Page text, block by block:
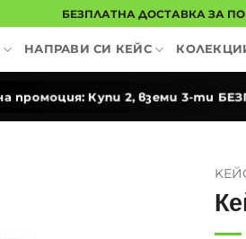
БЕЗПЛАТНА ДОСТАВКА ЗА
НАПРАВИ СИ КЕЙС
промоция: Купи 2, вземи 3-ти